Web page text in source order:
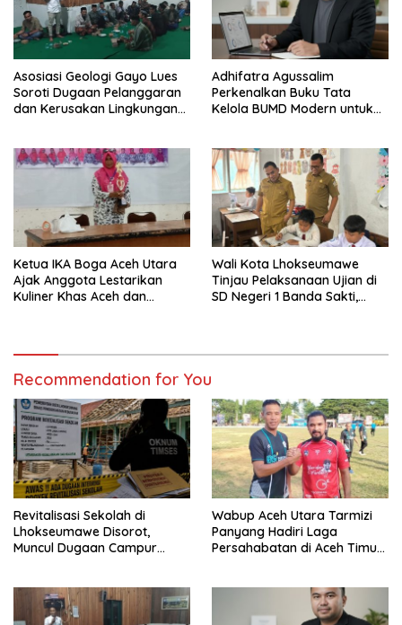
Asosiasi Geologi Gayo Lues
Soroti Dugaan Pelanggaran
dan Kerusakan Lingkungan
Adhifatra Agussalim
Perkenalkan Buku Tata
Kelola BUMD Modern untuk
Ketua IKA Boga Aceh Utara
Ajak Anggota Lestarikan
Kuliner Khas Aceh dan
Wali Kota Lhokseumawe
Tinjau Pelaksanaan Ujian di
SD Negeri 1 Banda Sakti,
Recommendation for You
Revitalisasi Sekolah di
Lhokseumawe Disorot,
Muncul Dugaan Campur
Wabup Aceh Utara Tarmizi
Panyang Hadiri Laga
Persahabatan di Aceh Timur,